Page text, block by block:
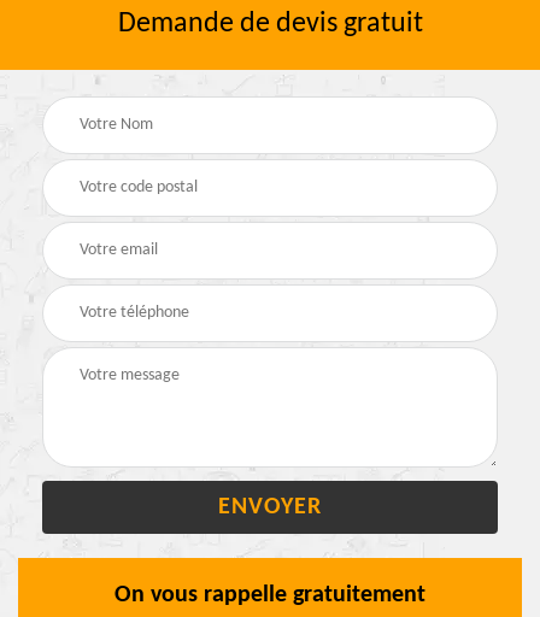
Demande de devis gratuit
On vous rappelle gratuitement